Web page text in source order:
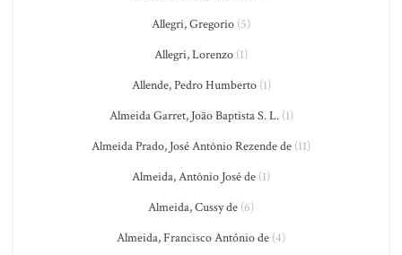
Allegri, Gregorio (5)
Allegri, Lorenzo (1)
Allende, Pedro Humberto(1)
Almeida Garret, João Baptista S. L.(1)
Almeida Prado, José Antônio Rezende de (11)
Almeida, Antônio José de (1)
Almeida, Cussy de (6)
Almeida, Francisco António de (4)